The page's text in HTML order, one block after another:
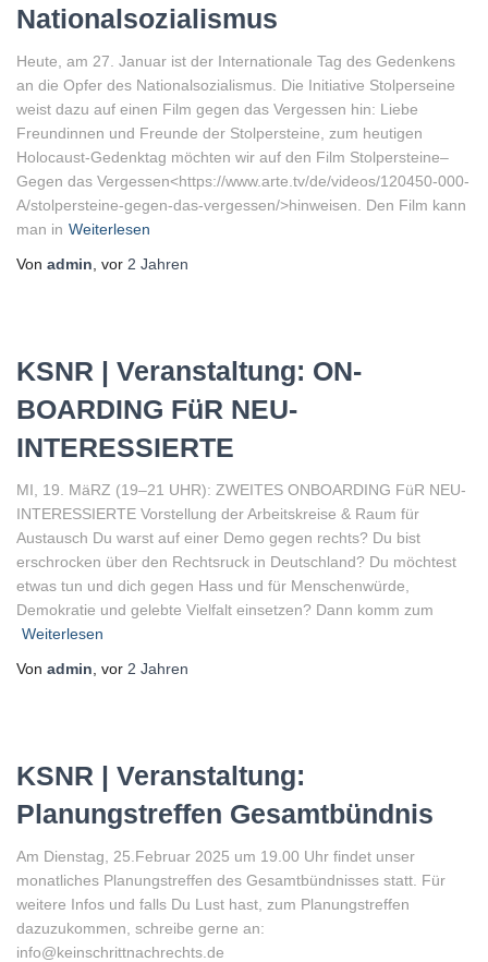
Nationalsozialismus
Heute, am 27. Januar ist der Internationale Tag des Gedenkens
an die Opfer des Nationalsozialismus. Die Initiative Stolperseine
weist dazu auf einen Film gegen das Vergessen hin: Liebe
Freundinnen und Freunde der Stolpersteine, zum heutigen
Holocaust-Gedenktag möchten wir auf den Film Stolpersteine–
Gegen das Vergessen<https://www.arte.tv/de/videos/120450-000-
A/stolpersteine-gegen-das-vergessen/>hinweisen. Den Film kann
man in Weiterlesen
Von admin , vor 2 Jahren
KSNR | Veranstaltung: ON-
BOARDING FüR NEU-
INTERESSIERTE
MI, 19. MäRZ (19–21 UHR): ZWEITES ONBOARDING FüR NEU-
INTERESSIERTE Vorstellung der Arbeitskreise & Raum für
Austausch Du warst auf einer Demo gegen rechts? Du bist
erschrocken über den Rechtsruck in Deutschland? Du möchtest
etwas tun und dich gegen Hass und für Menschenwürde,
Demokratie und gelebte Vielfalt einsetzen? Dann komm zum
Weiterlesen
Von admin , vor 2 Jahren
KSNR | Veranstaltung:
Planungstreffen Gesamtbündnis
Am Dienstag, 25.Februar 2025 um 19.00 Uhr findet unser
monatliches Planungstreffen des Gesamtbündnisses statt. Für
weitere Infos und falls Du Lust hast, zum Planungstreffen
dazuzukommen, schreibe gerne an:
info@keinschrittnachrechts.de